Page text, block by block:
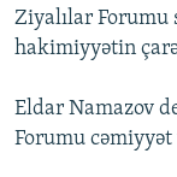
İSLAM VƏ
PEŞƏ ETIKASI VƏ
AZADLIQRADIOSU
BIZI IZLƏ
RFE/RL-in
Ziyalılar Forumu
hakimiyyətin
Eldar Namazov
Forumu cəmiyyət